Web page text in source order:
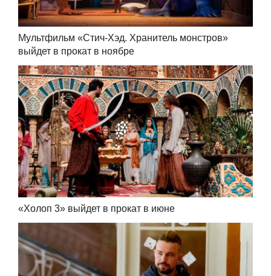
Мультфильм «Стич-Хэд. Хранитель монстров»
выйдет в прокат в ноябре
«Холоп 3» выйдет в прокат в июне